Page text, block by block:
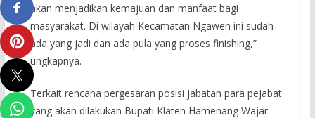
akan menjadikan kemajuan dan manfaat bagi
masyarakat. Di wilayah Kecamatan Ngawen ini sudah
ada yang jadi dan ada pula yang proses finishing,”
ungkapnya.
Terkait rencana pergesaran posisi jabatan para pejabat
yang akan dilakukan Bupati Klaten Hamenang Wajar